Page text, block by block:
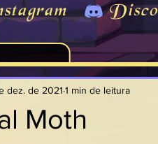
Moth
dez. de 2021 1 min de leitura